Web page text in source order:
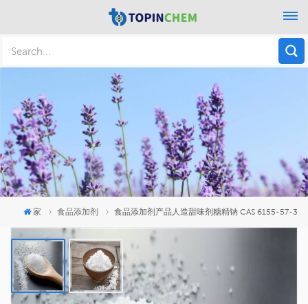
家 食品添加剂 食品添加剂产品人造甜味剂糖精钠 CAS 6155-57-3